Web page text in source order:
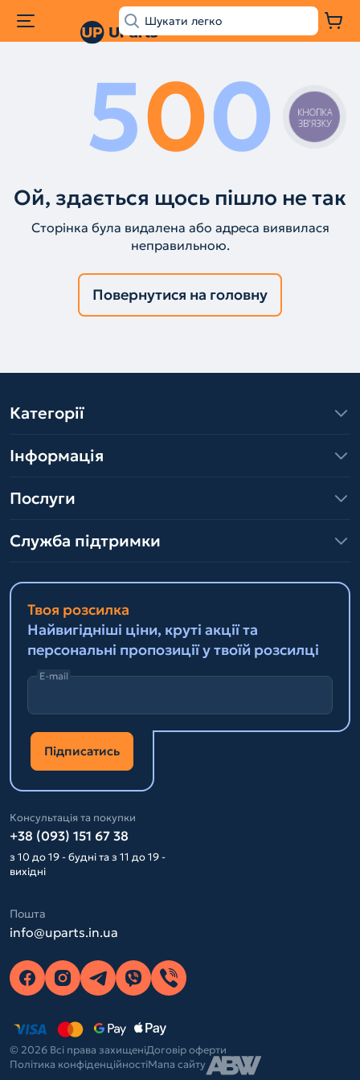
500
Ой, здається щось пішло не так
Сторінка була видалена або адреса виявилася
неправильною.
Повернутися на головну
Категорії
Інформація
Послуги
Служба підтримки
Твоя розсилка
Найвигідніші ціни, круті акції та
персональні пропозиції у твоїй розсилці
E-mail
Підписатись
Консультація та покупки
+38 (093) 151 67 38
з 10 до 19 - будні та з 11 до 19 -
вихідні
Пошта
info@uparts.in.ua
© 2026 Всі права захищеніДоговір оферти
Політика конфіденційностіМапа сайту
КНОПКА
ЗВ'ЯЗКУ